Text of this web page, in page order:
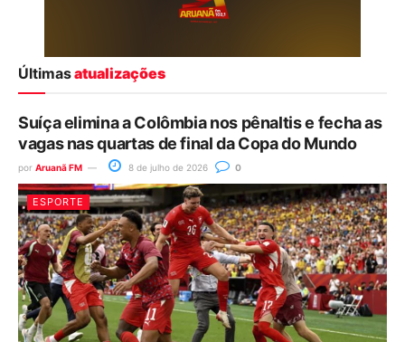
Últimasatualizações
Suíça elimina a Colômbia nos pênaltis e fecha as
vagas nas quartas de final da Copa do Mundo
por Aruanã FM 8 de julho de 2026 0
ESPORTE